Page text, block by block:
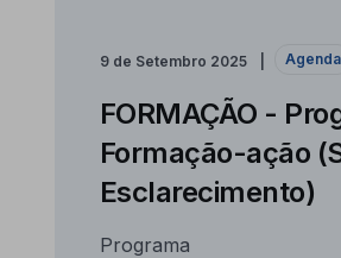
9 de Setembro 2025 Agenda
FORMAÇÃO -
Formação-ação
Esclarecimento)
Programa